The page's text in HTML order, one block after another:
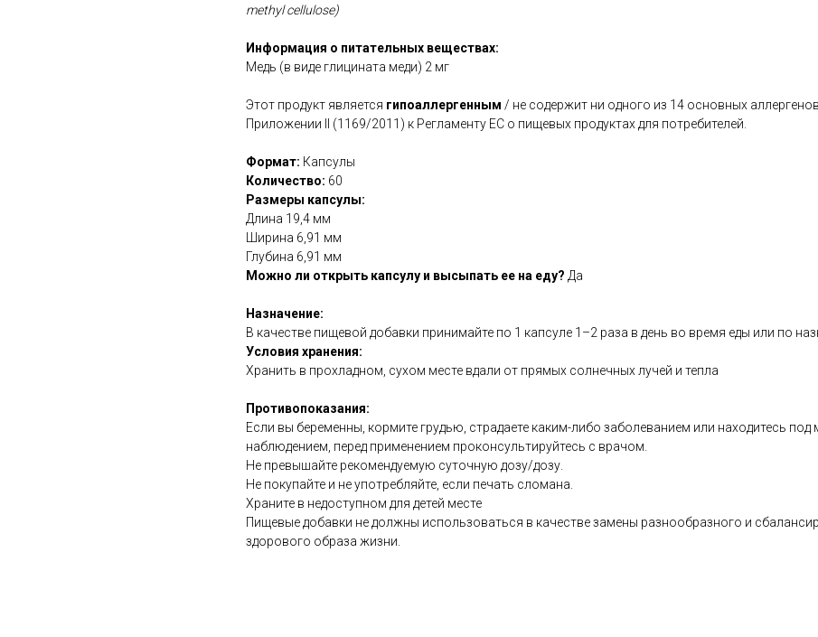
methyl cellulose)
Информация о питательных веществах:
Медь (в виде глицината меди) 2 мг
Этот продукт является гипоаллергенным / не содержит ни одного из 14 основных
Приложении II (1169/2011) к Регламенту ЕС о пищевых продуктах для потребителей.
Формат: Капсулы
Количество: 60
Размеры капсулы:
Длина 19,4 мм
Ширина 6,91 мм
Глубина 6,91 мм
Можно ли открыть капсулу и высыпать ее на еду? Да
Назначение:
В качестве пищевой добавки принимайте по 1 капсуле 1–2 раза в день во время еды или по
Условия хранения:
Хранить в прохладном, сухом месте вдали от прямых солнечных лучей и тепла
Противопоказания:
Если вы беременны, кормите грудью, страдаете каким-либо заболеванием или находитесь под
наблюдением, перед применением проконсультируйтесь с врачом.
Не превышайте рекомендуемую суточную дозу/дозу.
Не покупайте и не употребляйте, если печать сломана.
Храните в недоступном для детей месте
Пищевые добавки не должны использоваться в качестве замены разнообразного и
здорового образа жизни.